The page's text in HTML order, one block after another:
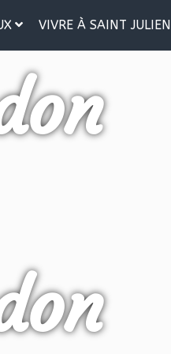
VIVRE À SAINT JULIEN